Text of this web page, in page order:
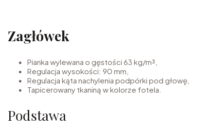
Zagłówek
Pianka wylewana o gęstości 63 kg/m³,
Regulacja wysokości: 90 mm,
Regulacja kąta nachylenia podpórki pod głowę,
Tapicerowany tkaniną w kolorze fotela.
Podstawa